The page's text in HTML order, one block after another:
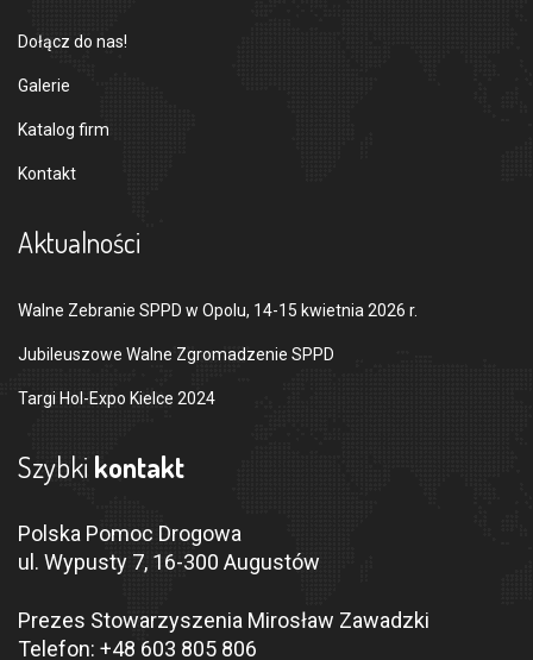
Dołącz do nas!
Galerie
Katalog firm
Kontakt
Aktualności
Walne Zebranie SPPD w Opolu, 14-15 kwietnia 2026 r.
Jubileuszowe Walne Zgromadzenie SPPD
Targi Hol-Expo Kielce 2024
Szybki kontakt
Polska Pomoc Drogowa
ul. Wypusty 7, 16-300 Augustów
Prezes Stowarzyszenia Mirosław Zawadzki
Telefon: +48 603 805 806